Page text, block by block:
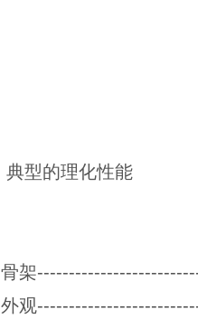
典型的理化性能
骨架
外观